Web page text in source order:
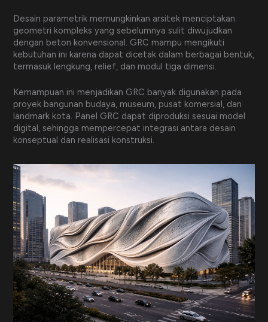
Desain parametrik memungkinkan arsitek menciptakan
geometri kompleks yang sebelumnya sulit diwujudkan
dengan beton konvensional. GRC mampu mengikuti
kebutuhan ini karena dapat dicetak dalam berbagai bentuk,
termasuk lengkung, relief, dan modul tiga dimensi.
Kemampuan ini menjadikan GRC banyak digunakan pada
proyek bangunan budaya, museum, pusat komersial, dan
landmark kota. Panel GRC dapat diproduksi sesuai model
digital, sehingga mempercepat integrasi antara desain
konseptual dan realisasi konstruksi.